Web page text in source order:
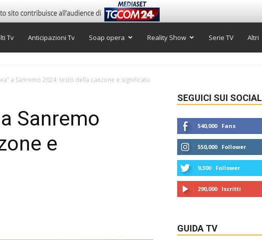
Tv Anticipazioni Tv Soap opera Reality Show Serie TV Altri
a Sanremo 2024: testo della canzone e significato
Sanremo
e
SEGUICI SUI SOCIAL
540,000 Fans
550,000 Follower
9,300 Follower
290,000 Iscritti
GUIDA TV